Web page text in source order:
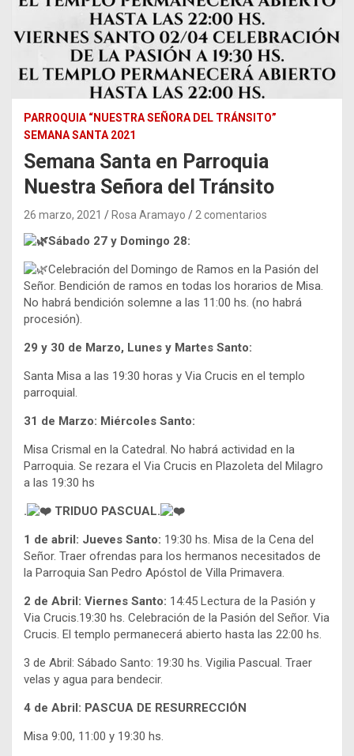
PARROQUIA “NUESTRA SEÑORA DEL TRÁNSITO”
SEMANA SANTA 2021
Semana Santa en Parroquia
Nuestra Señora del Tránsito
26 marzo, 2021 Rosa Aramayo 2 comentarios
Sábado 27 y Domingo 28:
Celebración del Domingo de Ramos en la Pasión del
Señor. Bendición de ramos en todas los horarios de Misa.
No habrá bendición solemne a las 11:00 hs. (no habrá
procesión).
29 y 30 de Marzo, Lunes y Martes Santo:
Santa Misa a las 19:30 horas y Via Crucis en el templo
parroquial.
31 de Marzo: Miércoles Santo:
Misa Crismal en la Catedral. No habrá actividad en la
Parroquia. Se rezara el Via Crucis en Plazoleta del Milagro
a las 19:30 hs
.
TRIDUO PASCUAL.
1 de abril: Jueves Santo: 19:30 hs. Misa de la Cena del
Señor. Traer ofrendas para los hermanos necesitados de
la Parroquia San Pedro Apóstol de Villa Primavera.
2 de Abril: Viernes Santo: 14:45 Lectura de la Pasión y
Via Crucis.19:30 hs. Celebración de la Pasión del Señor. Via
Crucis. El templo permanecerá abierto hasta las 22:00 hs.
3 de Abril: Sábado Santo: 19:30 hs. Vigilia Pascual. Traer
velas y agua para bendecir.
4 de Abril: PASCUA DE RESURRECCIÓN
Misa 9:00, 11:00 y 19:30 hs.